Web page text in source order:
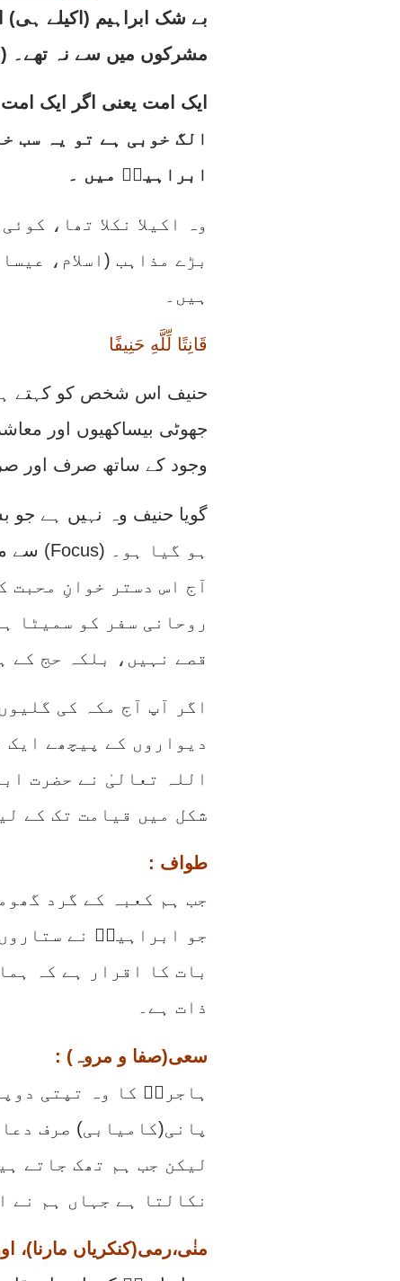
بے شک ابراہیم (اکیلے ہی)
مشرکوں میں سے نہ تھے۔
الگ خوبی ہے تو یہ سب
ابراہیمؑ میں ۔
وہ اکیلا نکلا تھا،
بڑے مذاہب (اسلام،
ہیں۔
قَانِتًا لِّلَّهِ حَنِيفًا
حنیف اس شخص کو کہتے
جھوٹی بیساکھیوں اور
وجود کے ساتھ صرف اور
گویا حنیف وہ نہیں ہے
سے منہ موڑ کر ایک ہی مرکز پر یکسو (Focus) ہو گیا ہو۔
آج اس دستر خوانِ محبت
روحانی سفر کو سمیٹا
قصے نہیں، بلکہ حج کے
اگر آپ آج مکہ کی
دیواروں کے پیچھے ایک
اللہ تعالیٰ نے حضرت
شکل میں قیامت تک کے
: طواف
جب ہم کعبہ کے گرد
جو ابراہیمؑ نے
بات کا اقرار ہے کہ
ذات ہے۔
: سعی(صفا و مروہ)
ہاجرہؑ کا وہ تپتی
پانی(کامیابی) صرف
لیکن جب ہم تھک جاتے
نکالتا ہے جہاں ہم نے
: منٰی،رمی(کنکریاں مارنا)،